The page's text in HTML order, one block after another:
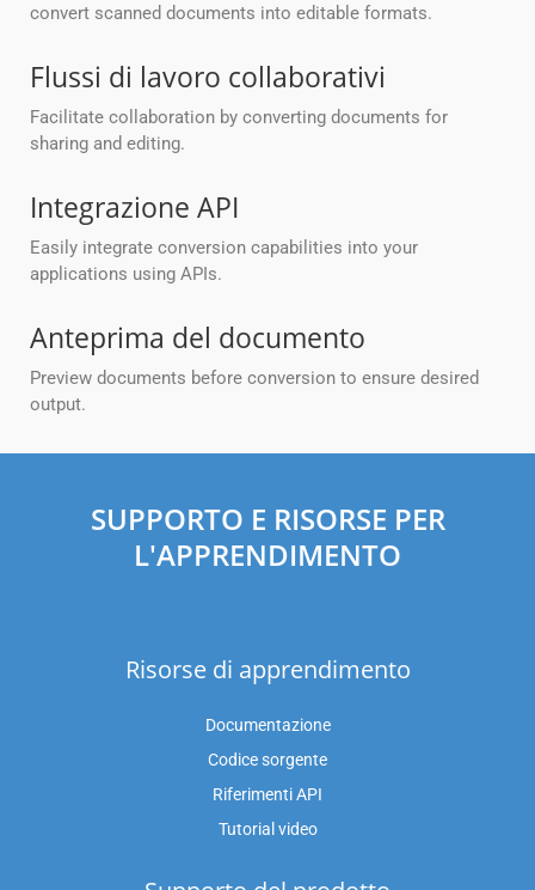
convert scanned documents into editable formats.
Flussi di lavoro collaborativi
Facilitate collaboration by converting documents for
sharing and editing.
Integrazione API
Easily integrate conversion capabilities into your
applications using APIs.
Anteprima del documento
Preview documents before conversion to ensure desired
output.
SUPPORTO E RISORSE PER
L'APPRENDIMENTO
Risorse di apprendimento
Documentazione
Codice sorgente
Riferimenti API
Tutorial video